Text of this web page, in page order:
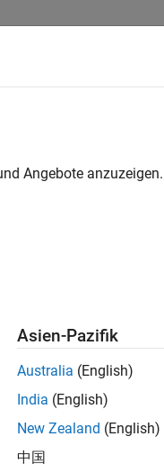
Angebote
Asien-Pazifik
Australia (English)
India (English)
New Zealand (English)
中国